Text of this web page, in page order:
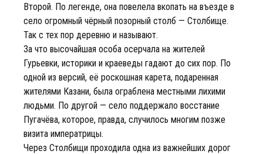
Второй. По легенде, она повелела вкопать на въезде в
село огромный чёрный позорный столб — Столбище.
Так с тех пор деревню и называют.
За что высочайшая особа осерчала на жителей
Гурьевки, историки и краеведы гадают до сих пор. По
одной из версий, её роскошная карета, подаренная
жителями Казани, была ограблена местными лихими
людьми. По другой — село поддержало восстание
Пугачёва, которое, правда, случилось многим позже
визита императрицы.
Через Столбищи проходила одна из важнейших дорог